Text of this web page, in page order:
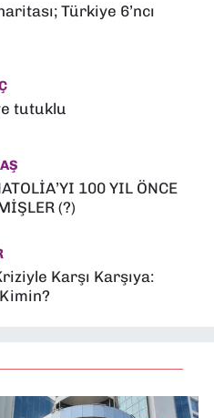
Türkiye 6’ncı
tutuklu
100 YIL ÖNCE
(?)
Karşı Karşıya: